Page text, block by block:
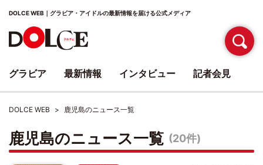
DOLCE WEB｜グラビア・アイドルの最新情報を届ける公式メディア
DOLCE WEB 鹿児島のニュース一覧
鹿児島のニュース一覧 (20件)
グラビア 最新情報 インタビュー 記者会見